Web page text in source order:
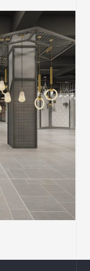
THIẾT KẾ
Đèn